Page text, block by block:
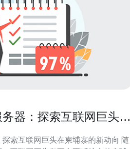
器：探索互联网巨头在
索互联网巨头在柬埔寨的新动向 随